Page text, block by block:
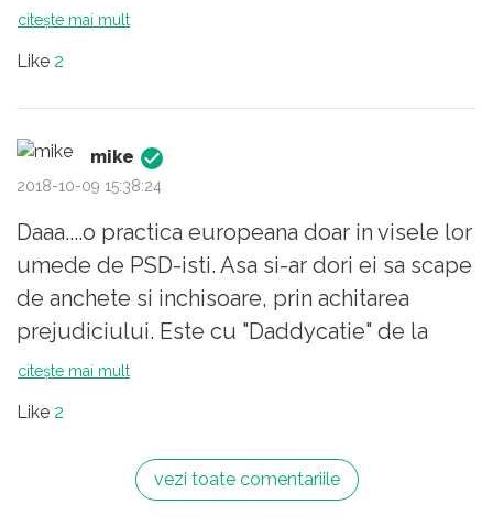
2.daca esti prins, trebuie sa dai banii inapoi,
dobanda.
Se fac inscrieri la evaziuni!!! Cine mai
doreste, cine mai pofteste??
citește mai mult
Like 2
mike
2018-10-09 15:38:24
Daaa....o practica europeana doar in visele lor
umede de PSD-isti. Asa si-ar dori ei sa scape
de anchete si inchisoare, prin achitarea
prejudiciului. Este cu "Daddycatie" de la
nasu' mare Teodorovici pentru toti baietii din
citește mai mult
Like 2
vezi toate comentariile